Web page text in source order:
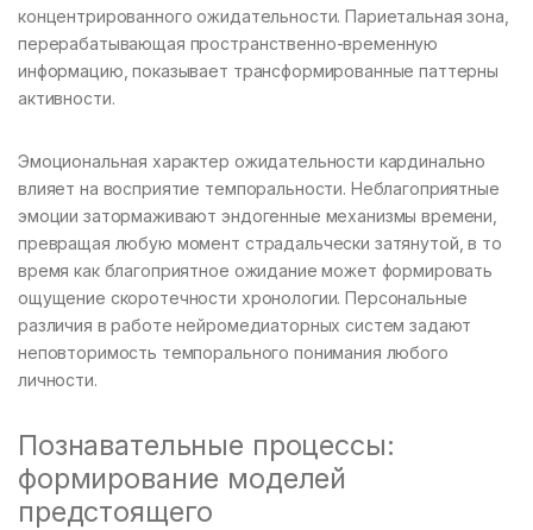
концентрированного ожидательности. Париетальная зона,
перерабатывающая пространственно-временную
информацию, показывает трансформированные паттерны
активности.
Эмоциональная характер ожидательности кардинально
влияет на восприятие темпоральности. Неблагоприятные
эмоции затормаживают эндогенные механизмы времени,
превращая любую момент страдальчески затянутой, в то
время как благоприятное ожидание может формировать
ощущение скоротечности хронологии. Персональные
различия в работе нейромедиаторных систем задают
неповторимость темпорального понимания любого
личности.
Познавательные процессы:
формирование моделей
предстоящего